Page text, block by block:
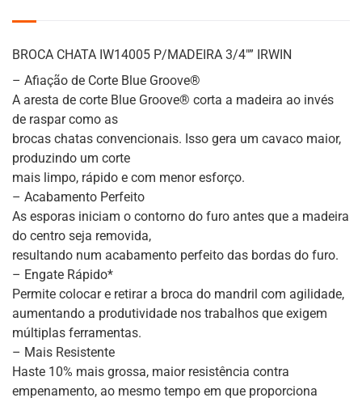
BROCA CHATA IW14005 P/MADEIRA 3/4″” IRWIN
– Afiação de Corte Blue Groove®
A aresta de corte Blue Groove® corta a madeira ao invés
de raspar como as
brocas chatas convencionais. Isso gera um cavaco maior,
produzindo um corte
mais limpo, rápido e com menor esforço.
– Acabamento Perfeito
As esporas iniciam o contorno do furo antes que a madeira
do centro seja removida,
resultando num acabamento perfeito das bordas do furo.
– Engate Rápido*
Permite colocar e retirar a broca do mandril com agilidade,
aumentando a produtividade nos trabalhos que exigem
múltiplas ferramentas.
– Mais Resistente
Haste 10% mais grossa, maior resistência contra
empenamento, ao mesmo tempo em que proporciona